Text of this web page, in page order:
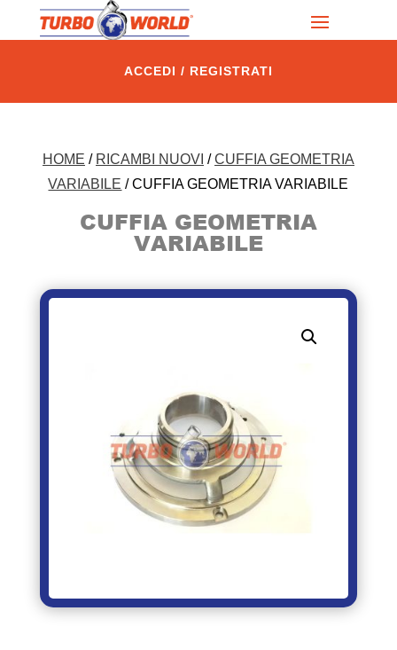
ACCEDI / REGISTRATI
HOME / RICAMBI NUOVI /CUFFIA GEOMETRIA
VARIABILE / CUFFIA GEOMETRIA VARIABILE
CUFFIA GEOMETRIA
VARIABILE